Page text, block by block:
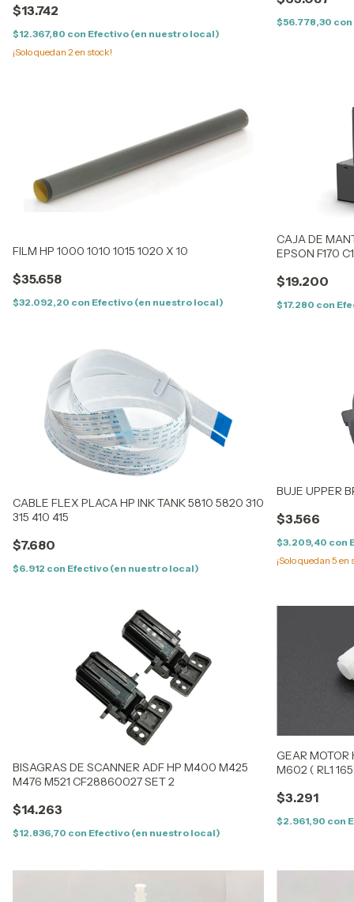
$13.742
$12.367,80 con Efectivo (en nuestro local)
¡Solo quedan 2 en stock!
$56.778,30 con
FILM HP 1000 1010 1015 1020 X 10
$35.658
$32.092,20 con Efectivo (en nuestro local)
CAJA DE
EPSON F170
$19.200
$17.280 con
CABLE FLEX PLACA HP INK TANK 5810 5820 310
315 410 415
$7.680
$6.912 con Efectivo (en nuestro local)
BUJE UPPER
$3.566
$3.209,40 con
¡Solo quedan 5 en
BISAGRAS DE SCANNER ADF HP M400 M425
M476 M521 CF28860027 SET 2
$14.263
$12.836,70 con Efectivo (en nuestro local)
GEAR
M602 ( RL1
$3.291
$2.961,90 con